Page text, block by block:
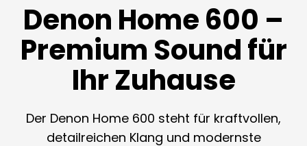
Denon Home 600 –
Premium Sound für
Ihr Zuhause
Der Denon Home 600 steht für kraftvollen,
detailreichen Klang und modernste